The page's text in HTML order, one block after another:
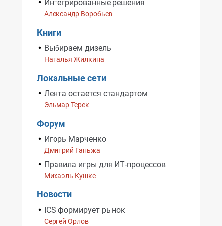
Интегрированные решения
Александр Воробьев
Книги
Выбираем дизель
Наталья Жилкина
Локальные сети
Лента остается стандартом
Эльмар Терек
Форум
Игорь Марченко
Дмитрий Ганьжа
Правила игры для ИТ-процессов
Михаэль Кушке
Новости
ICS формирует рынок
Сергей Орлов